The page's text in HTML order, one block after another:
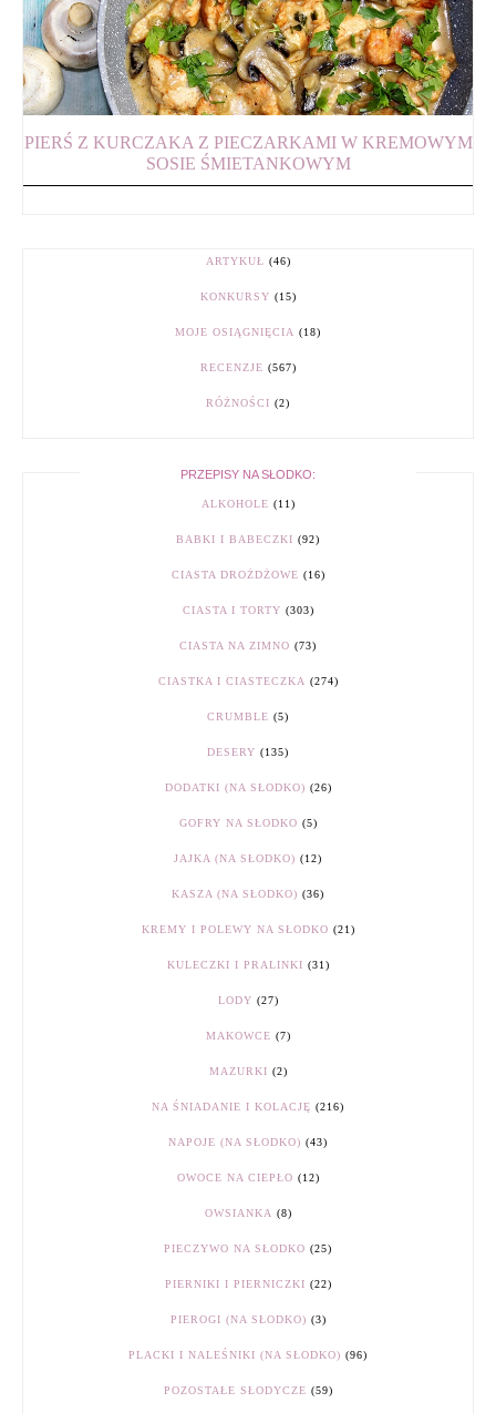
PIERŚ Z KURCZAKA Z PIECZARKAMI W KREMOWYM
SOSIE ŚMIETANKOWYM
ARTYKUŁ (46)
KONKURSY (15)
MOJE OSIĄGNIĘCIA (18)
RECENZJE (567)
RÓŻNOŚCI (2)
PRZEPISY NA SŁODKO:
ALKOHOLE (11)
BABKI I BABECZKI (92)
CIASTA DROŻDŻOWE (16)
CIASTA I TORTY (303)
CIASTA NA ZIMNO (73)
CIASTKA I CIASTECZKA (274)
CRUMBLE (5)
DESERY (135)
DODATKI (NA SŁODKO) (26)
GOFRY NA SŁODKO (5)
JAJKA (NA SŁODKO) (12)
KASZA (NA SŁODKO) (36)
KREMY I POLEWY NA SŁODKO (21)
KULECZKI I PRALINKI (31)
LODY (27)
MAKOWCE (7)
MAZURKI (2)
NA ŚNIADANIE I KOLACJĘ (216)
NAPOJE (NA SŁODKO) (43)
OWOCE NA CIEPŁO (12)
OWSIANKA (8)
PIECZYWO NA SŁODKO (25)
PIERNIKI I PIERNICZKI (22)
PIEROGI (NA SŁODKO) (3)
PLACKI I NALEŚNIKI (NA SŁODKO) (96)
POZOSTAŁE SŁODYCZE (59)